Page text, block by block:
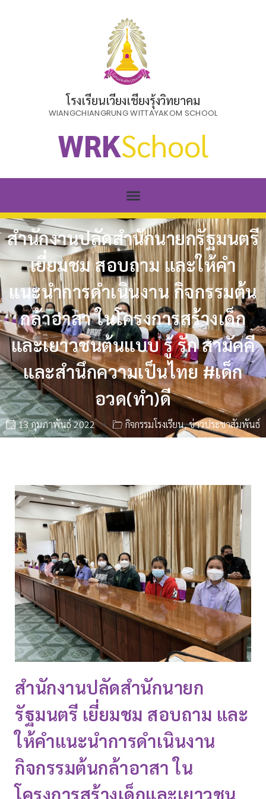
โรงเรียนเวียงเชียงรุ้งวิทยาคม
WIANGCHIANGRUNG WITTAYAKOM SCHOOL
WRKSchool
สำนักงานปลัดสำนักนายกรัฐมนตรี
เยี่ยมชม สอบถาม และให้คำ
แนะนำการดำเนินงาน กิจกรรมต้น
กล้าอาสา ในโครงการสร้างเด็ก
และเยาวชนต้นแบบ รู้ รัก สามัคคี
และสำนึกความเป็นไทย #เด็ก
อวด(ทำ)ดี
13 กุมภาพันธ์ 2022 กิจกรรมโรงเรียน,ข่าวประชาสัมพันธ์
สำนักงานปลัดสำนักนายก
รัฐมนตรี เยี่ยมชม สอบถาม และ
ให้คำแนะนำการดำเนินงาน
กิจกรรมต้นกล้าอาสา ใน
โครงการสร้างเด็กและเยาวชน